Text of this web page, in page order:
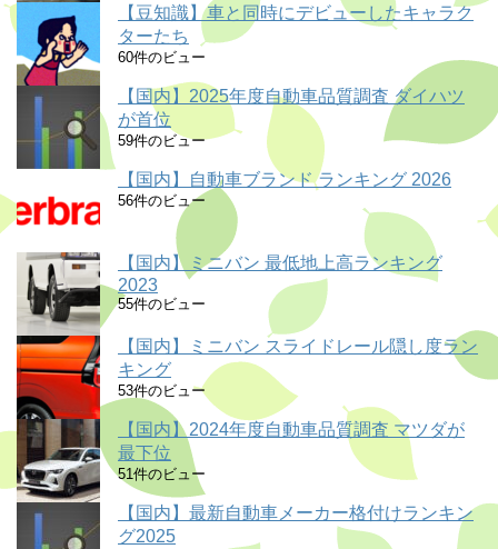
【豆知識】車と同時にデビューしたキャラク
ターたち
60件のビュー
【国内】2025年度自動車品質調査 ダイハツ
が首位
59件のビュー
【国内】自動車ブランド ランキング 2026
56件のビュー
【国内】ミニバン 最低地上高ランキング
2023
55件のビュー
【国内】ミニバン スライドレール隠し度ラン
キング
53件のビュー
【国内】2024年度自動車品質調査 マツダが
最下位
51件のビュー
【国内】最新自動車メーカー格付けランキン
グ2025